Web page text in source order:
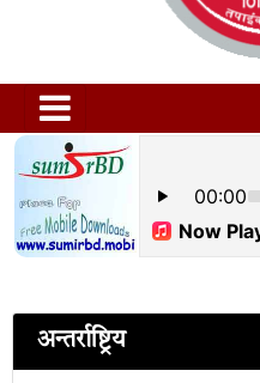
अन्तर्राष्ट्रिय